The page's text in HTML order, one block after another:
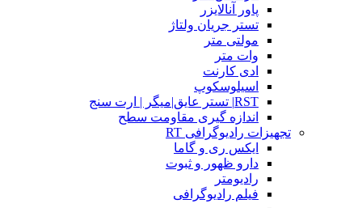
پاور آنالایزر
تستر جریان ولتاژ
مولتی متر
وات متر
ادی کارنت
اسیلوسکوپ
RST| تستر عایق|میگر | ارت سنج
اندازه گیری مقاومت سطح
تجهیزات رادیوگرافی RT
ایکس ری و گاما
دارو ظهور و ثبوت
رادیومتر
فیلم رادیوگرافی